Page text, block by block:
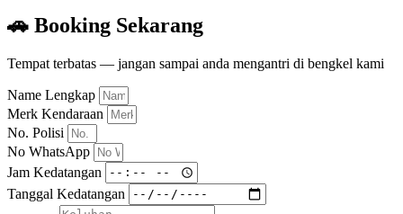
🚗 Booking Sekarang
Tempat terbatas — jangan sampai anda mengantri di bengkel kami
Name Lengkap
Merk Kendaraan
No. Polisi
No WhatsApp
Jam Kedatangan
Tanggal Kedatangan